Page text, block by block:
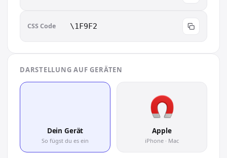
CSS Code \1F9F2
DARSTELLUNG AUF GERÄTEN
Dein Gerät
So fügst du es ein
Apple
iPhone · Mac